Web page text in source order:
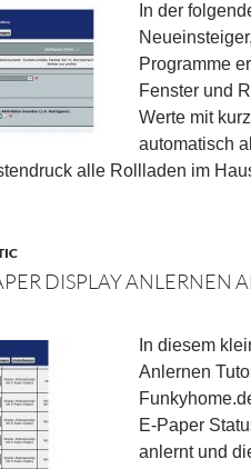
In der
Programme
Fenster und
Werte mit
automatisch
alle Rollladen im
DISPLAY ANLERNEN
In diesem
Anlernen
E-Paper
anlernt und